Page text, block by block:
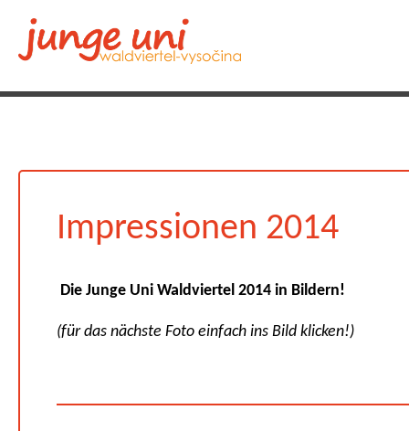
Impressionen 2014
Die Junge Uni Waldviertel 2014 in Bildern!
(für das nächste Foto einfach ins Bild klicken!)